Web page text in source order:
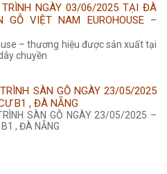
TRÌNH NGÀY 03/06/2025 TẠI ĐÀ
GỖ VIỆT NAM EUROHOUSE –
– thương hiệu được sản xuất tại
chuyền
SÀN GỖ NGÀY 23/05/2025
B1 , ĐÀ NẴNG
SÀN GỖ NGÀY 23/05/2025 –
, ĐÀ NẴNG